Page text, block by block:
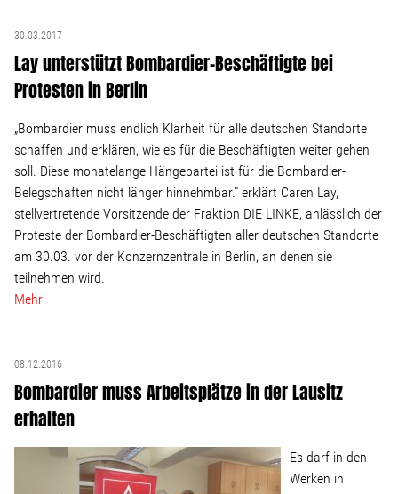
30.03.2017
Lay unterstützt Bombardier-Beschäftigte bei
Protesten in Berlin
„Bombardier muss endlich Klarheit für alle deutschen Standorte
schaffen und erklären, wie es für die Beschäftigten weiter gehen
soll. Diese monatelange Hängepartei ist für die Bombardier-
Belegschaften nicht länger hinnehmbar.“ erklärt Caren Lay,
stellvertretende Vorsitzende der Fraktion DIE LINKE, anlässlich der
Proteste der Bombardier-Beschäftigten aller deutschen Standorte
am 30.03. vor der Konzernzentrale in Berlin, an denen sie
teilnehmen wird.
Mehr
08.12.2016
Bombardier muss Arbeitsplätze in der Lausitz
erhalten
Es darf in den
Werken in